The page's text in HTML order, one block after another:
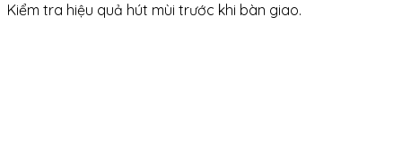
Kiểm tra hiệu quả hút mùi trước khi bàn giao.